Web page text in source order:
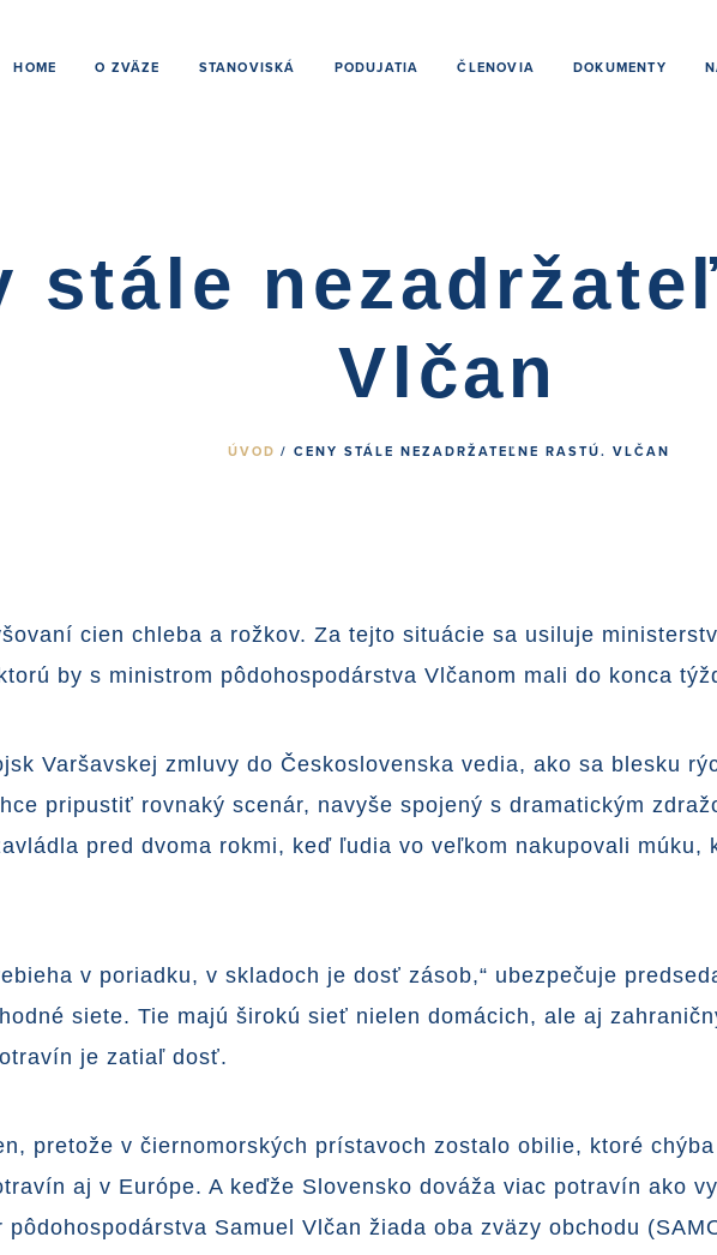
HOME O ZVÄZE STANOVISKÁ PODUJATIA ČLENOVIA DOKUMENTY
stále
Vlčan
ÚVOD / CENY STÁLE NEZADRŽATEĽNE RASTÚ. VLČAN
cien chleba a rožkov. Za tejto situácie sa usiluje
by s ministrom pôdohospodárstva Vlčanom mali do konca
Varšavskej zmluvy do Československa vedia, ako sa blesku
pripustiť rovnaký scenár, navyše spojený s dramatickým
pred dvoma rokmi, keď ľudia vo veľkom nakupovali múku,
v poriadku, v skladoch je dosť zásob,“ ubezpečuje
siete. Tie majú širokú sieť nielen domácich, ale aj
je zatiaľ dosť.
pretože v čiernomorských prístavoch zostalo obilie, ktoré
aj v Európe. A keďže Slovensko dováža viac potravín ako
Samuel Vlčan žiada oba zväzy obchodu